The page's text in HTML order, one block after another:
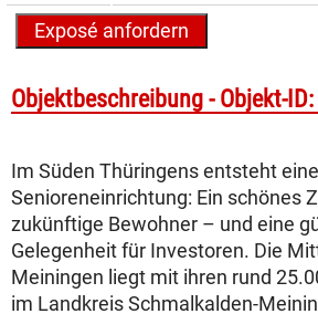
Objekt­beschreibung - Objekt-
Im Süden Thüringens entsteht
Senioreneinrichtung: Ein schönes
zukünftige Bewohner – und eine
Gelegenheit für Investoren. Die
Meiningen liegt mit ihren rund
im Landkreis Schmalkalden-